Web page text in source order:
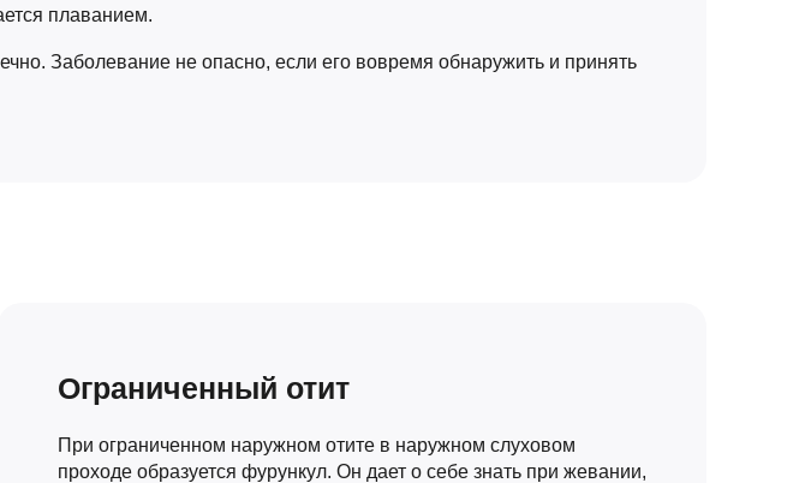
плаванием.
Заболевание не опасно, если его вовремя обнаружить и принять
Ограниченный отит
При ограниченном наружном отите в наружном слуховом
проходе образуется фурункул. Он дает о себе знать при жевании,